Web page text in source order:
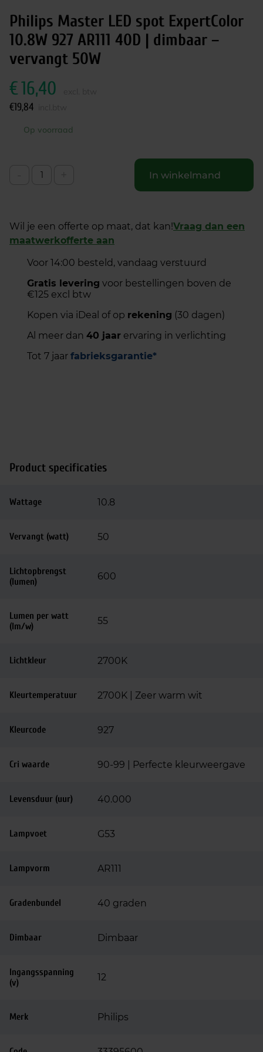
Philips Master LED spot ExpertColor
10.8W 927 AR111 40D | dimbaar –
vervangt 50W
€16,40
€19,84
Op voorraad
In winkelmand
Wil je een offerte op maat, dat kan!Vraag dan een
maatwerkofferte aan
Voor 14:00 besteld, vandaag verstuurd
Gratis levering voor bestellingen boven de
€125 excl btw
Kopen via iDeal of op rekening (30 dagen)
Al meer dan 40 jaar ervaring in verlichting
Tot 7 jaar fabrieksgarantie*
Product specificaties
Wattage 10.8
Vervangt (watt) 50
Lichtopbrengst
(lumen)
600
Lumen per watt
(lm/w)
55
Lichtkleur 2700K
Kleurtemperatuur 2700K | Zeer warm wit
Kleurcode 927
Cri waarde 90-99 | Perfecte kleurweergave
Levensduur (uur) 40.000
Lampvoet G53
Lampvorm AR111
Gradenbundel 40 graden
Dimbaar Dimbaar
Ingangsspanning
(v)
12
Merk Philips